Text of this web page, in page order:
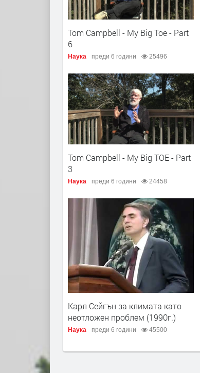
Tom Campbell - My Big Toe - Part
6
Наука преди 6 години 25496
Tom Campbell - My Big TOE - Part
3
Наука преди 6 години 24458
Карл Сейгън за климата като
неотложен проблем (1990г.)
Наука преди 6 години 45500